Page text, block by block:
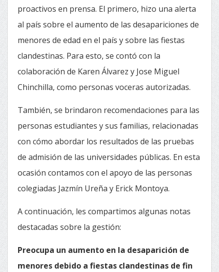
proactivos en prensa. El primero, hizo una alerta
al país sobre el aumento de las desapariciones de
menores de edad en el país y sobre las fiestas
clandestinas. Para esto, se contó con la
colaboración de Karen Álvarez y Jose Miguel
Chinchilla, como personas voceras autorizadas.
También, se brindaron recomendaciones para las
personas estudiantes y sus familias, relacionadas
con cómo abordar los resultados de las pruebas
de admisión de las universidades públicas. En esta
ocasión contamos con el apoyo de las personas
colegiadas Jazmín Ureña y Erick Montoya.
A continuación, les compartimos algunas notas
destacadas sobre la gestión:
Preocupa un aumento en la desaparición de
menores debido a fiestas clandestinas de fin